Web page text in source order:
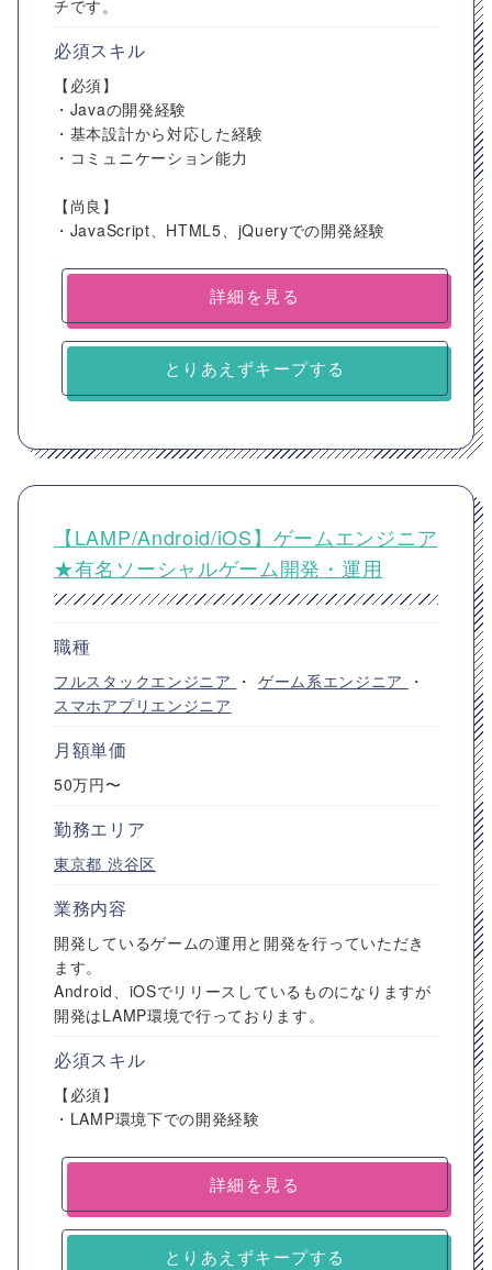
チです。
必須スキル
【必須】
・Javaの開発経験
・基本設計から対応した経験
・コミュニケーション能力
【尚良】
・JavaScript、HTML5、jQueryでの開発経験
詳細を見る
とりあえずキープする
【LAMP/Android/iOS】ゲームエンジニア
★有名ソーシャルゲーム開発・運用
職種
フルスタックエンジニア ・ ゲーム系エンジニア
・
スマホアプリエンジニア
月額単価
50万円〜
勤務エリア
東京都 渋谷区
業務内容
開発しているゲームの運用と開発を行っていただき
ます。
Android、iOSでリリースしているものになりますが
開発はLAMP環境で行っております。
必須スキル
【必須】
・LAMP環境下での開発経験
詳細を見る
とりあえずキープする